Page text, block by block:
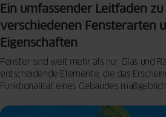
Ein umfassender Leitfaden zu
verschiedenen Fensterarten
Eigenschaften
Fenster sind weit mehr als nur Glas und
entscheidende Elemente, die das
Funktionalität eines Gebäudes
um Energieeffizienz, Ästhetik und Komfort